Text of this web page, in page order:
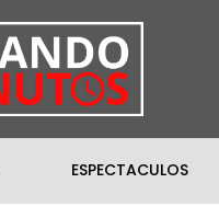
ESPECTACULOS